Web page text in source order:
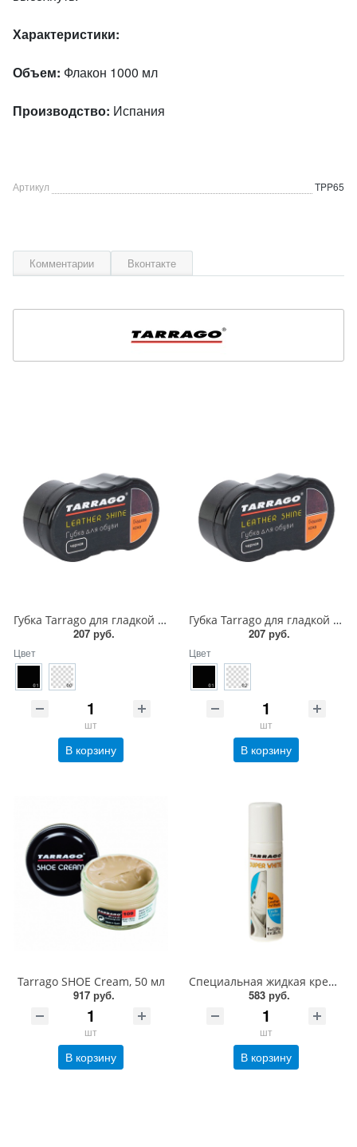
Характеристики:
Объем: Флакон 1000 мл
Производство: Испания
Артикул TPP65
Комментарии Вконтакте
Губка Tarrago для гладкой кожи силикон1
207 руб.
Цвет
шт
В корзину
Губка Tarrago для гладкой кожи силикон
207 руб.
Цвет
шт
В корзину
Tarrago SHOE Cream, 50 мл
917 руб.
шт
В корзину
Специальная жидкая крем-краска для кожи и текстиля Tarrago SUPER WHITE, 75 мл
583 руб.
шт
В корзину